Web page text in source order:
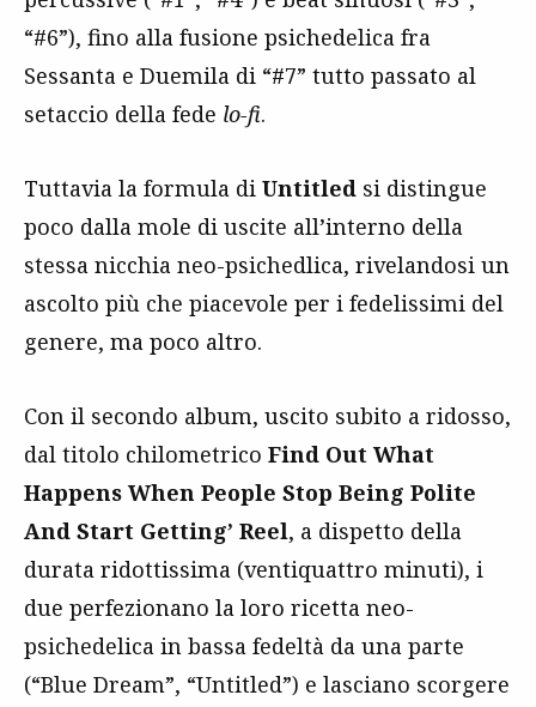
“#6”), fino alla fusione psichedelica fra
Sessanta e Duemila di “#7” tutto passato al
setaccio della fede lo-fi.
Tuttavia la formula di Untitled si distingue
poco dalla mole di uscite all’interno della
stessa nicchia neo-psichedlica, rivelandosi un
ascolto più che piacevole per i fedelissimi del
genere, ma poco altro.
Con il secondo album, uscito subito a ridosso,
dal titolo chilometrico Find Out What
Happens When People Stop Being Polite
And Start Getting’ Reel, a dispetto della
durata ridottissima (ventiquattro minuti), i
due perfezionano la loro ricetta neo-
psichedelica in bassa fedeltà da una parte
(“Blue Dream”, “Untitled”) e lasciano scorgere